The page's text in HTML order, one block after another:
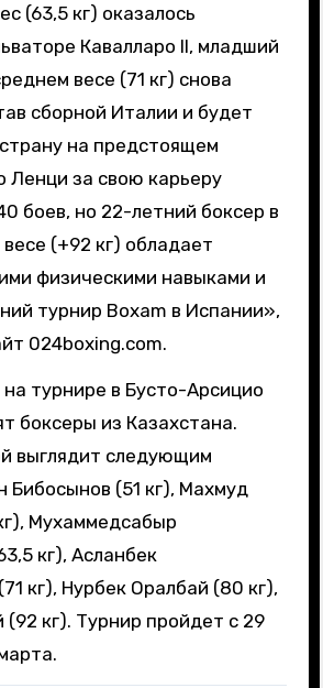
(63,5 кг) оказалось
Кавалларо II, младший
весе (71 кг) снова
сборной Италии и будет
на предстоящем
Ленци за свою карьеру
боев, но 22-летний боксер в
(+92 кг) обладает
физическими навыками и
турнир Boxam в Испании»,
024boxing.com.
турнире в Бусто-Арсицио
боксеры из Казахстана.
выглядит следующим
Бибосынов (51 кг), Махмуд
Мухаммедсабыр
кг), Асланбек
кг), Нурбек Оралбай (80 кг),
кг). Турнир пройдет с 29